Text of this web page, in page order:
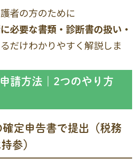
者の方のために
必要な書類・診断書の扱い・
だけわかりやすく解説しま
請方法｜2つのやり方
定申告書で提出（税務
参）